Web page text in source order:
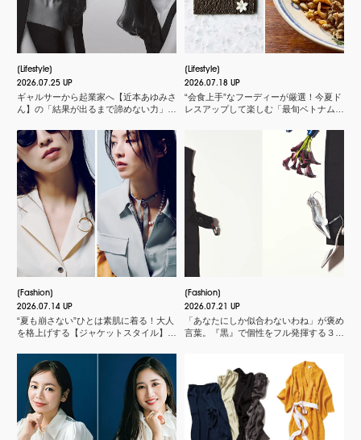
Lifestyle
2026.07.25 UP
ギャルサーから起業家へ【近本あゆみさ
ん】の「結果が出るまで諦めない力」と
Lifestyle
2026.07.18 UP
“会食上手”なフーディーが厳選！今夏ド
レスアップして楽しむ「最旬ベトナム料
Fashion
2026.07.14 UP
“夏も崩さない”ひとは素肌に着る！大人
を格上げする【ジャケットスタイル】厳
Fashion
2026.07.21 UP
「あなたにしか似合わないわね」が褒め
言葉。『黒』で個性をフル発揮する３つ